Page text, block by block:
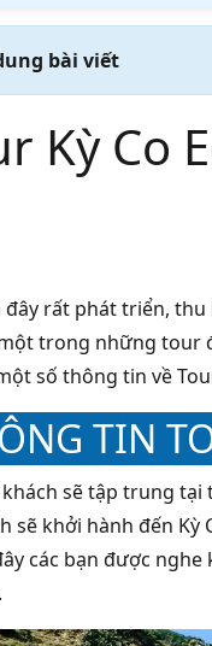
bài viết
Kỳ Co
rất phát triển,
trong những
số thông tin về
TIN
sẽ tập trung
khởi hành đến
các bạn được